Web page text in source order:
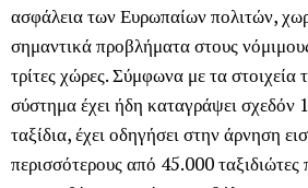
ασφάλεια των Ευρωπαίων πολιτών,
σημαντικά προβλήματα στους
τρίτες χώρες. Σύμφωνα με τα στοιχεία
σύστημα έχει ήδη καταγράψει σχεδόν
ταξίδια, έχει οδηγήσει στην άρνηση
περισσότερους από 45.000